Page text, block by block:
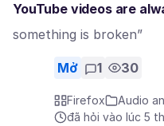
YouTube videos are
something is broken”
Mở 1 30
Firefox
Audio
đã hỏi vào lúc 5